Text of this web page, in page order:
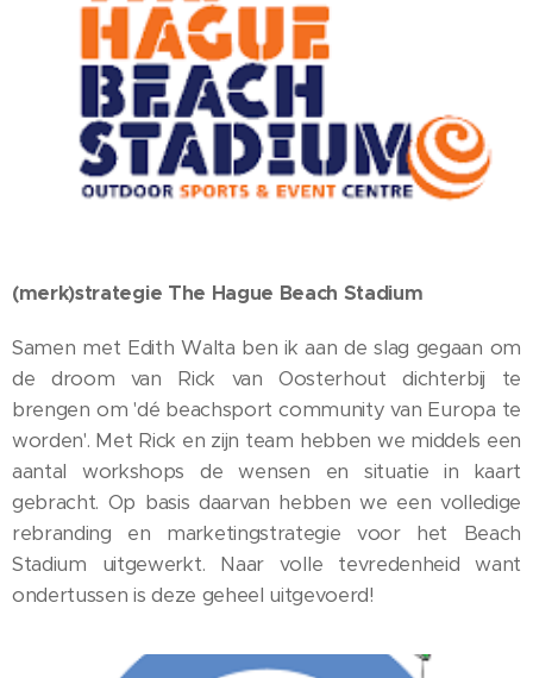
(merk)strategie The Hague Beach Stadium
Samen met Edith Walta ben ik aan de slag gegaan om
de droom van Rick van Oosterhout dichterbij te
brengen om 'dé beachsport community van Europa te
worden'. Met Rick en zijn team hebben we middels een
aantal workshops de wensen en situatie in kaart
gebracht. Op basis daarvan hebben we een volledige
rebranding en marketingstrategie voor het Beach
Stadium uitgewerkt. Naar volle tevredenheid want
ondertussen is deze geheel uitgevoerd!